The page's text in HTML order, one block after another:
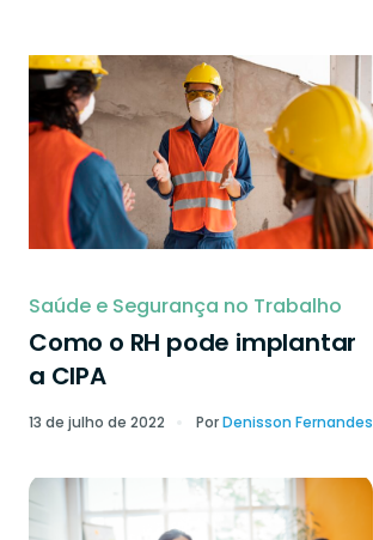
Saúde e Segurança no Trabalho
Como o RH pode implantar
a CIPA
13 de julho de 2022 PorDenisson Fernandes